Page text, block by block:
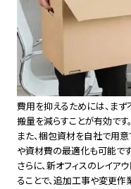
費用を抑えるためには、ま
搬量を減らすことが有効です。
また、梱包資材を自社で用
や資材費の最適化も可能です
さらに、新オフィスのレイ
ることで、追加工事や変更作